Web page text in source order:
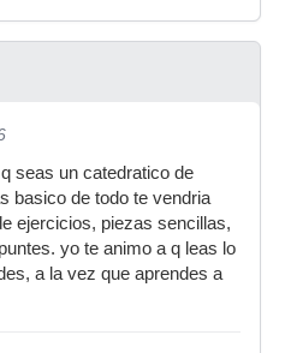
seas un catedratico de
basico de todo te vendria
ejercicios, piezas sencillas,
yo te animo a q leas lo
a la vez que aprendes a